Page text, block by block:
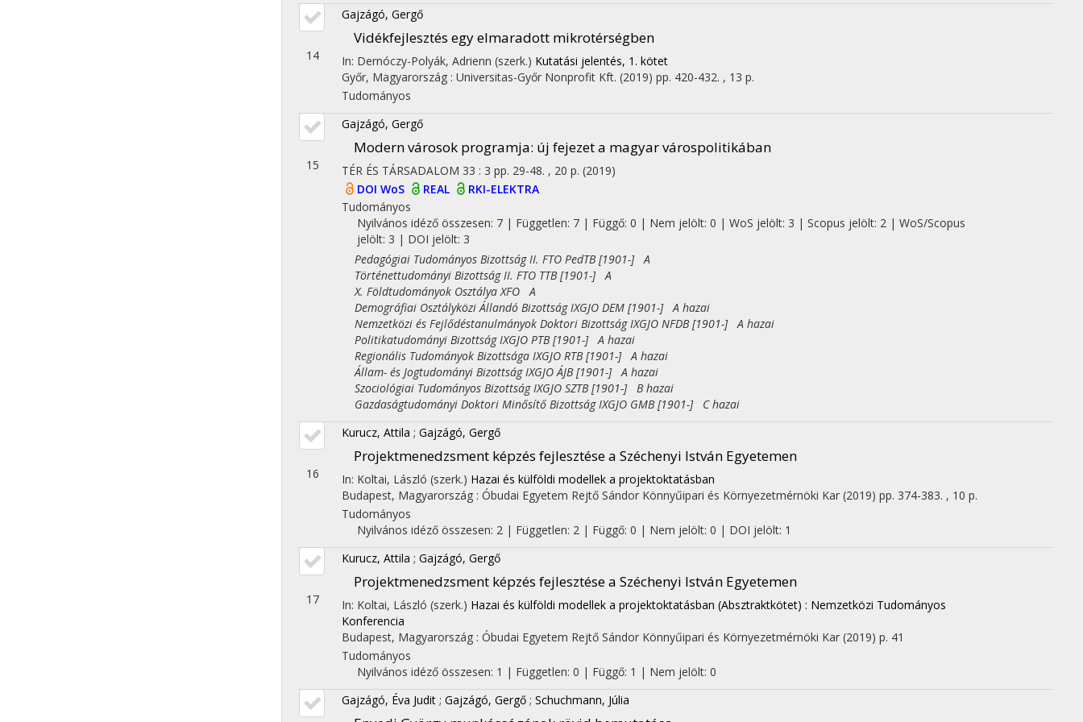
14
Gajzágó, Gergő
Vidékfejlesztés egy elmaradott mikrotérségben
In: Dernóczy-Polyák, Adrienn (szerk.) Kutatási jelentés, 1. kötet
Győr, Magyarország : Universitas-Győr Nonprofit Kft. (2019) pp. 420-432. , 13 p.
Tudományos
15
Gajzágó, Gergő
Modern városok programja: új fejezet a magyar várospolitikában
TÉR ÉS TÁRSADALOM 33 : 3 pp. 29-48. , 20 p. (2019)
DOI WoS REAL
RKI-ELEKTRA
Tudományos
Nyilvános idéző összesen: 7| Független: 7 | Függő: 0 | Nem jelölt: 0 | WoS jelölt: 3 | Scopus jelölt: 2 | WoS/Scopus
jelölt: 3 | DOI jelölt: 3
Pedagógiai Tudományos Bizottság II. FTO PedTB [1901-] A
Történettudományi Bizottság II. FTO TTB [1901-] A
X. Földtudományok Osztálya XFO A
Demográfiai Osztályközi Állandó Bizottság IXGJO DEM [1901-] A hazai
Nemzetközi és Fejlődéstanulmányok Doktori Bizottság IXGJO NFDB [1901-] A hazai
Politikatudományi Bizottság IXGJO PTB [1901-] A hazai
Regionális Tudományok Bizottsága IXGJO RTB [1901-] A hazai
Állam- és Jogtudományi Bizottság IXGJO ÁJB [1901-] A hazai
Szociológiai Tudományos Bizottság IXGJO SZTB [1901-] B hazai
Gazdaságtudományi Doktori Minősítő Bizottság IXGJO GMB [1901-] C hazai
16
Kurucz, Attila ; Gajzágó, Gergő
Projektmenedzsment képzés fejlesztése a Széchenyi István Egyetemen
In: Koltai, László (szerk.) Hazai és külföldi modellek a projektoktatásban
Budapest, Magyarország : Óbudai Egyetem Rejtő Sándor Könnyűipari és Környezetmérnöki Kar (2019) pp. 374-383. , 10 p.
Tudományos
Nyilvános idéző összesen: 2| Független: 2 | Függő: 0 | Nem jelölt: 0 | DOI jelölt: 1
17
Kurucz, Attila ; Gajzágó, Gergő
Projektmenedzsment képzés fejlesztése a Széchenyi István Egyetemen
In: Koltai, László (szerk.) Hazai és külföldi modellek a projektoktatásban (Absztraktkötet) : Nemzetközi Tudományos
Konferencia
Budapest, Magyarország : Óbudai Egyetem Rejtő Sándor Könnyűipari és Környezetmérnöki Kar (2019) p. 41
Tudományos
Nyilvános idéző összesen: 1 | Független: 0 | Függő: 1 | Nem jelölt: 0
Gajzágó, Éva Judit ; Gajzágó, Gergő ; Schuchmann, Júlia